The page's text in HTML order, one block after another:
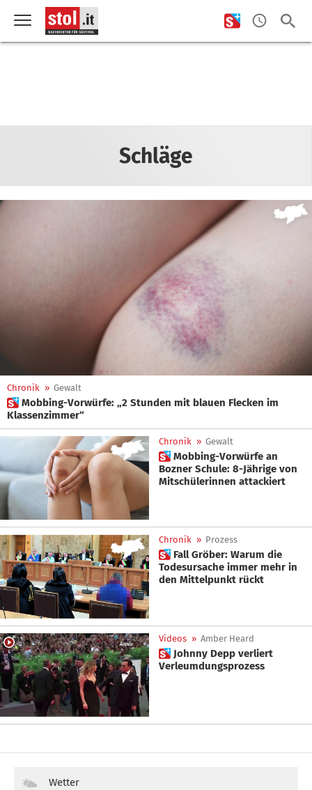
Schläge
Chronik » Gewalt
 Mobbing-Vorwürfe: „2 Stunden mit blauen Flecken im
Klassenzimmer“
Chronik » Gewalt
 Mobbing-Vorwürfe an
Bozner Schule: 8-Jährige von
Mitschülerinnen attackiert
Chronik » Prozess
 Fall Gröber: Warum die
Todesursache immer mehr in
den Mittelpunkt rückt
Videos » Amber Heard
 Johnny Depp verliert
Verleumdungsprozess
Wetter